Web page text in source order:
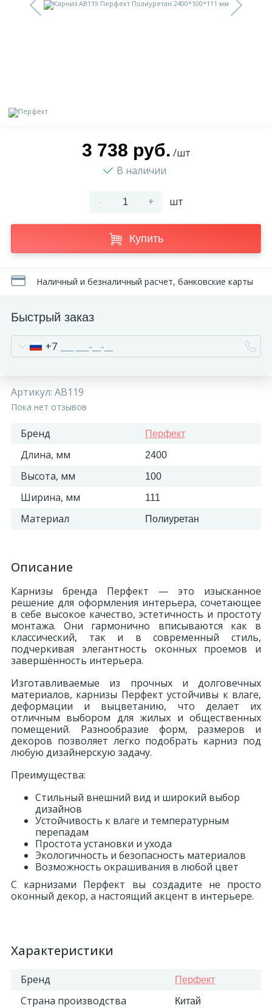
3 738 руб. /шт
В наличии
- + шт
Купить
Наличный и безналичный расчет, банковские карты
Быстрый заказ
+7
Артикул: AB119
Пока нет отзывов
Бренд Перфект
Длина, мм 2400
Высота, мм 100
Ширина, мм 111
Материал Полиуретан
Описание
Карнизы бренда Перфект — это изысканное
решение для оформления интерьера, сочетающее
в себе высокое качество, эстетичность и простоту
монтажа. Они гармонично вписываются как в
классический, так и в современный стиль,
подчеркивая элегантность оконных проемов и
завершённость интерьера.
Изготавливаемые из прочных и долговечных
материалов, карнизы Перфект устойчивы к влаге,
деформации и выцветанию, что делает их
отличным выбором для жилых и общественных
помещений. Разнообразие форм, размеров и
декоров позволяет легко подобрать карниз под
любую дизайнерскую задачу.
Преимущества:
Стильный внешний вид и широкий выбор
дизайнов
Устойчивость к влаге и температурным
перепадам
Простота установки и ухода
Экологичность и безопасность материалов
Возможность окрашивания в любой цвет
С карнизами Перфект вы создадите не просто
оконный декор, а настоящий акцент в интерьере.
Характеристики
Бренд Перфект
Страна производства Китай
Доставка
Сотрудничество